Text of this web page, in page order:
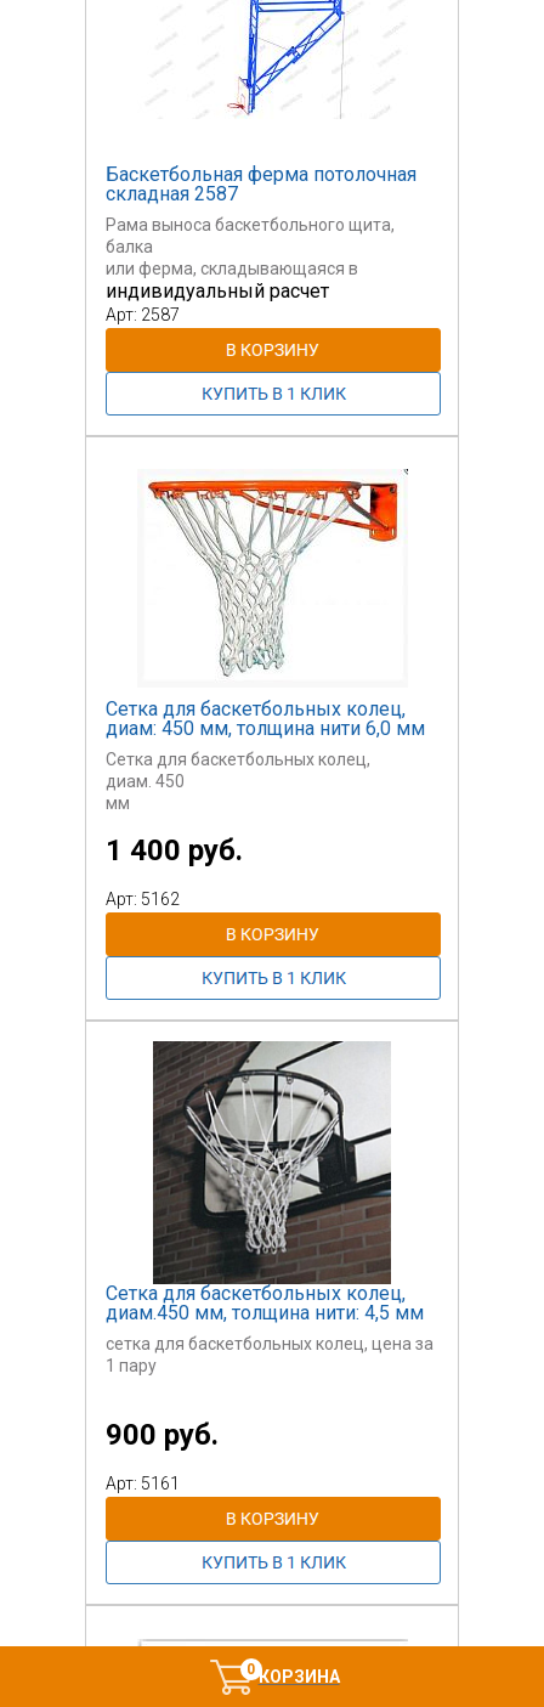
0КОРЗИНА
Баскетбольная ферма потолочная
складная 2587
Рама выноса баскетбольного щита,
балка
или ферма, складывающаяся в
горизонтальной
плоскости. Изготавливаем любые
баскетбольные
индивидуальный расчет
Арт: 2587
Сетка для баскетбольных колец,
диам: 450 мм, толщина нити 6,0 мм
Сетка для баскетбольных колец,
диам. 450
мм
Поставляется только при комплектации
спортивных
и игровых площадок оборудованием
производства
Завода "ГЕРКУЛЕС"
1 400 руб.
Арт: 5162
Сетка для баскетбольных колец,
диам.450 мм, толщина нити: 4,5 мм
сетка для баскетбольных колец, цена за
1 пару
спортивных
и игровых площадок оборудованием
производства
Завода "ГЕРКУЛЕС"
900 руб.
Арт: 5161